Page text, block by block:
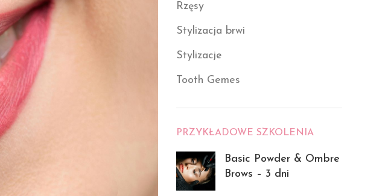
Rzęsy
Stylizacja brwi
Stylizacje
Tooth Gemes
PRZYKŁADOWE SZKOLENIA
Basic Powder & Ombre
Brows – 3 dni